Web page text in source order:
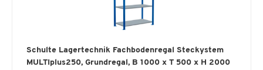
Schulte Lagertechnik Fachbodenregal Steckystem
MULTIplus250, Grundregal, B 1000 x T 500 x H 2000